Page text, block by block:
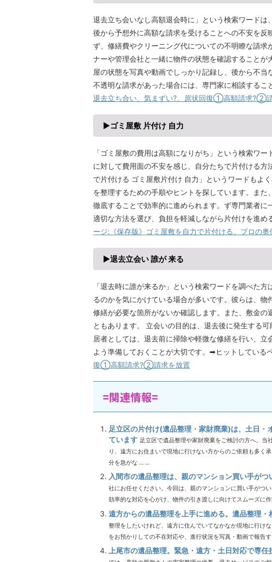
退去立ち会いなし高額退会時に」という検索ワードは
後から予想外に高額な請求を受けることへの不安を反
ず、修繕費やクリーニング代についての不明瞭な請求
ナーや管理会社と一緒に物件の状態を確認することが
屋の状態を写真や動画でしっかり記録し、後から不当
不透明な請求があった場合には、専門家に相談する
退去立ち合い、気まずい?。原状回復①高額請求?②
▶ゴミ屋敷 片付け 自力
「ゴミ屋敷の費用は高額になりがち」という検索ワ
に対して費用面の不安を感じ、自分たちで片付ける方
で片付ける ゴミ屋敷片付け 自力」というワードもよ
を整理するための手順やヒントを探しています。ま
徹底することで効率的に進められます。ず専門業者に
適切な方法を選び、負担を軽減しながら片付けを進
ージ:《保存版》ゴミ屋敷を自力で片付ける。プロの奥
▶退去立会い 誰が 来る
「退去時に誰が来るか」という検索ワードを調べた
るのかを気にかけている場合が多いです。彼らは、
修繕が必要な箇所がないか確認します。また、敷金の
ともあります。 立会いの目的は、退去後に発生する
居者としては、退去前に掃除や軽微な修繕を行い、立
よう準備しておくことが大切です。➡ヒットしている
復①高額請求?②請求を放置
=関連情報=
足立区の片付け(遺品整理・家財廃棄)は、土日・
ています 足立区で遺品整理や家財廃棄をご検討の方へ。
り、遠方にお住まいで現地に行けない方からのご依頼も多く
分を急がな ... ...
入間市の遺品整理は、親のマンション買い手がつ
社にお任せください。今回は、親のマンションに買い手がつ
効率的な対応を心がけ、物件の引き渡しに向けてスムーズに
遠方からの遺品整理を上手に進める。遺品整理
整理をしたいけれど、遠方に住んでいてなかなか現地に行け
をお預かりしての不在対応や、進行状況を写真・動画で報告
上尾市の遺品整理。緊急・遠方・土日対応で専任